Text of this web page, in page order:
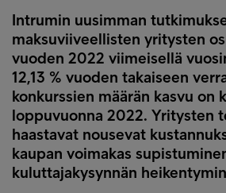
Intrumin uusimman
maksuviiveellisten yritysten
vuoden 2022 viimeisellä
12,13 % vuoden takaiseen
konkurssien määrän kasvu on
loppuvuonna 2022. Yritysten
haastavat nousevat
kaupan voimakas
kuluttajakysynnän